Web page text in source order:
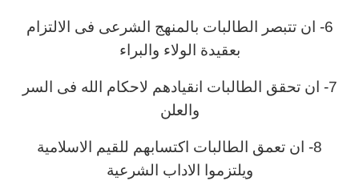
6- ان تتبصر الطالبات بالمنهج الشرعى فى الالتزام
بعقيدة الولاء والبراء
7- ان تحقق الطالبات انقيادهم لاحكام الله فى السر
والعلن
8- ان تعمق الطالبات اكتسابهم للقيم الاسلامية
ويلتزموا الاداب الشرعية